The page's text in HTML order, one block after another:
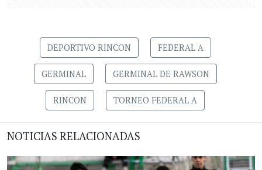
DEPORTIVO RINCON FEDERAL A
GERMINAL GERMINAL DE RAWSON
RINCON TORNEO FEDERAL A
NOTICIAS RELACIONADAS